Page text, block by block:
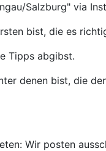
Salzburg" via
bist, die es
Tipps abgibst.
denen bist, die
Wir posten